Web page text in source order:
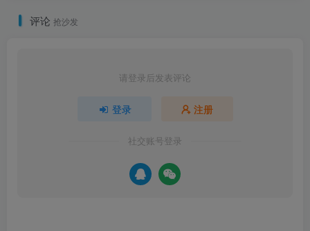
评论 抢沙发
请登录后发表评论
登录 注册
社交账号登录